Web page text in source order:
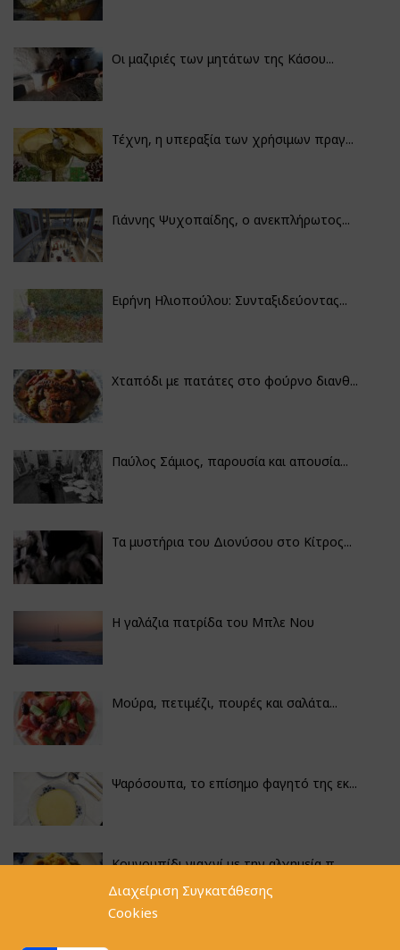
Διαχείριση Συγκατάθεσης
Cookies
Οι μαζιριές των μητάτων της Κάσου...
Τέχνη, η υπεραξία των χρήσιμων πραγ...
Γιάννης Ψυχοπαίδης, ο ανεκπλήρωτος...
Ειρήνη Ηλιοπούλου: Συνταξιδεύοντας...
Χταπόδι με πατάτες στο φούρνο διανθ...
Παύλος Σάμιος, παρουσία και απουσία...
Τα μυστήρια του Διονύσου στο Κίτρος...
Η γαλάζια πατρίδα του Μπλε Νου
Μούρα, πετιμέζι, πουρές και σαλάτα...
Ψαρόσουπα, το επίσημο φαγητό της εκ...
Κουνουπίδι γιαχνί με την αλχημεία π...